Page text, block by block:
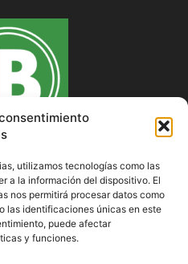
utilizamos tecnologías como las
a la información del dispositivo. El
nos permitirá procesar datos como
las identificaciones únicas en este
puede afectar
y funciones.